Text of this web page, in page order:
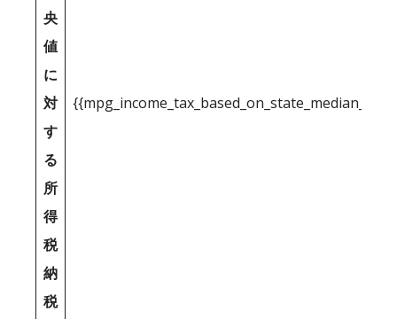
央
値
に
対
す
る
所
得
税
納
税